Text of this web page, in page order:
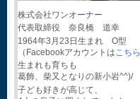
株式会社ワンオーナー
代表取締役 奈良橋 道幸
1964年3月23日生まれ O型
（Facebookアカウントはこちら
生まれも育ちも
葛飾、柴又となりの新小岩^^)/
子ども好きが高じて、